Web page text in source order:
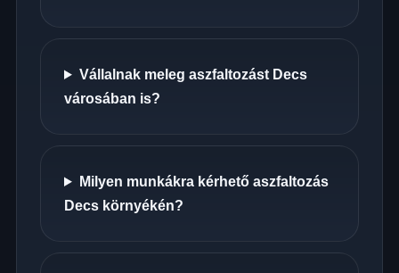
Vállalnak meleg aszfaltozást Decs
városában is?
Milyen munkákra kérhető aszfaltozás
Decs környékén?